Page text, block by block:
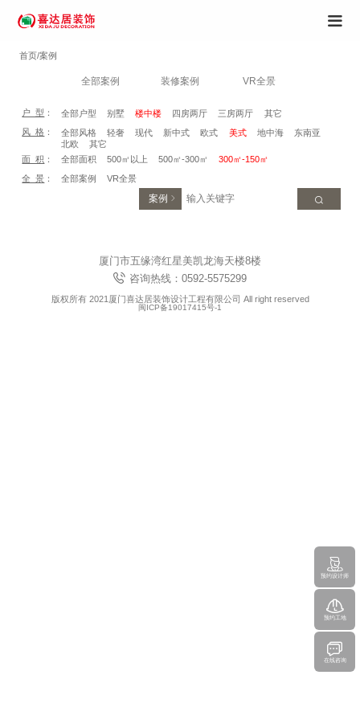
首页/案例
全部案例 装修案例 VR全景
户 型 ： 全部户型 别墅 楼中楼 四房两厅 三房两厅
其它
风 格 ： 全部风格 轻奢 现代 新中式 欧式 美式 地中海
东南亚
北欧
其它
面 积 ： 全部面积 500㎡以上 500㎡-300㎡
300㎡-150㎡
全 景 ： 全部案例 VR全景
案例
厦门市五缘湾红星美凯龙海天楼8楼
咨询热线：0592-5575299
版权所有 2021厦门喜达居装饰设计工程有限公司 All right reserved
闽ICP备19017415号-1
预约设计师
预约工地
在线咨询